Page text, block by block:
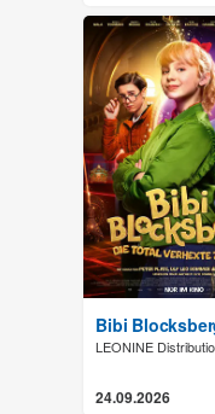
Bibi
LEONINE
24.09.2026